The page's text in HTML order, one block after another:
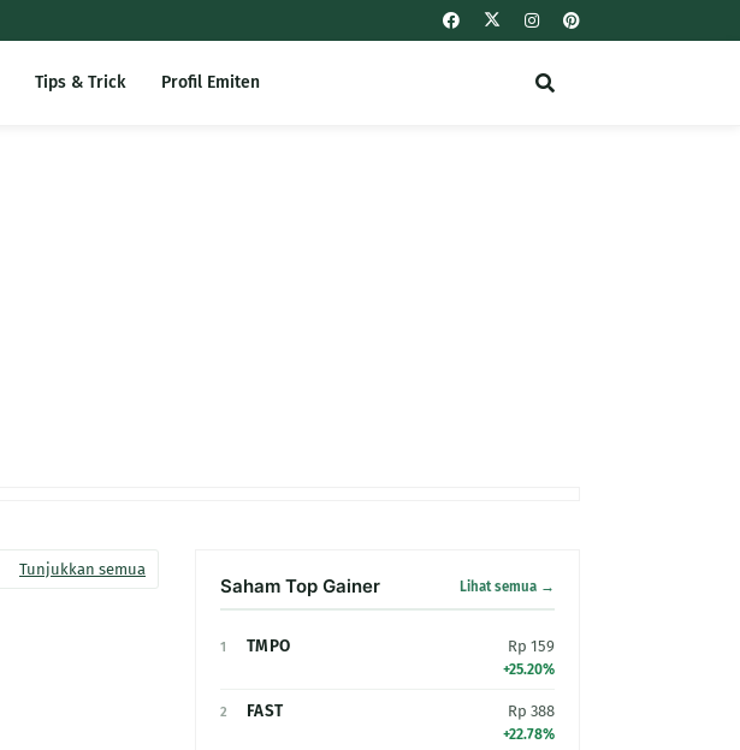
Tips & Trick Profil Emiten
Tunjukkan semua
Saham Top Gainer Lihat semua →
1 TMPO Rp 159
+25.20%
2 FAST Rp 388
+22.78%